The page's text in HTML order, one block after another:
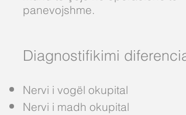
panevojshme.
Diagnostifikimi
Nervi i vogël okupital
Nervi i madh okupital